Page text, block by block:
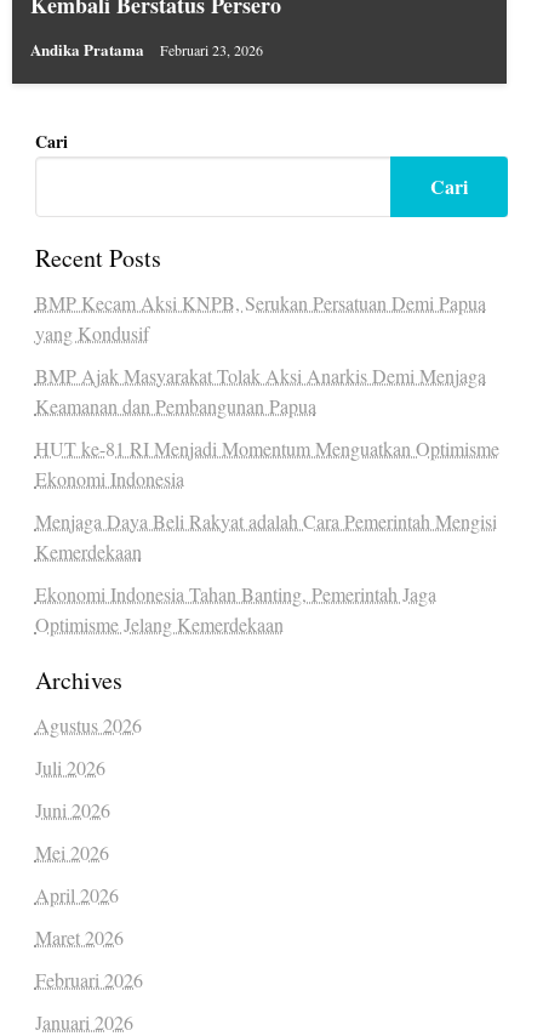
Andika Pratama Februari 23, 2026
Cari
Cari
Recent Posts
BMP Kecam Aksi KNPB, Serukan Persatuan Demi Papua
yang Kondusif
BMP Ajak Masyarakat Tolak Aksi Anarkis Demi Menjaga
Keamanan dan Pembangunan Papua
HUT ke-81 RI Menjadi Momentum Menguatkan Optimisme
Ekonomi Indonesia
Menjaga Daya Beli Rakyat adalah Cara Pemerintah Mengisi
Kemerdekaan
Ekonomi Indonesia Tahan Banting, Pemerintah Jaga
Optimisme Jelang Kemerdekaan
Archives
Agustus 2026
Juli 2026
Juni 2026
Mei 2026
April 2026
Maret 2026
Februari 2026
Januari 2026